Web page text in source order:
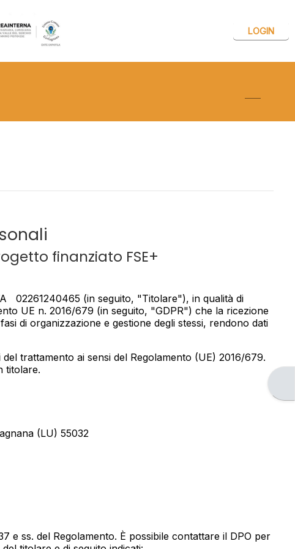
LOGIN
finanziato FSE+
02261240465 (in seguito, "Titolare"), in qualità di
UE n. 2016/679 (in seguito, "GDPR") che la ricezione
di organizzazione e gestione degli stessi, rendono dati
trattamento ai sensi del Regolamento (UE) 2016/679.
titolare.
(LU) 55032
e ss. del Regolamento. È possibile contattare il DPO per